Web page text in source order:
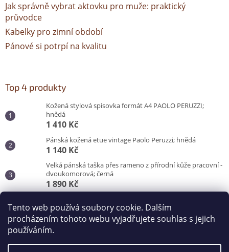
Tento web používá soubory cookie. Dalším
procházením tohoto webu vyjadřujete souhlas s jejich
používáním.
Jak správně vybrat aktovku pro muže: praktický
průvodce
Kabelky pro zimní období
Pánové si potrpí na kvalitu
Top 4 produkty
Kožená stylová spisovka formát A4 PAOLO PERUZZI;
hnědá
1 410 Kč
Pánská kožená etue vintage Paolo Peruzzi; hnědá
1 140 Kč
Velká pánská taška přes rameno z přírodní kůže pracovní -
dvoukomorová; černá
1 890 Kč
870 Kč
Vytvořil Shoptet